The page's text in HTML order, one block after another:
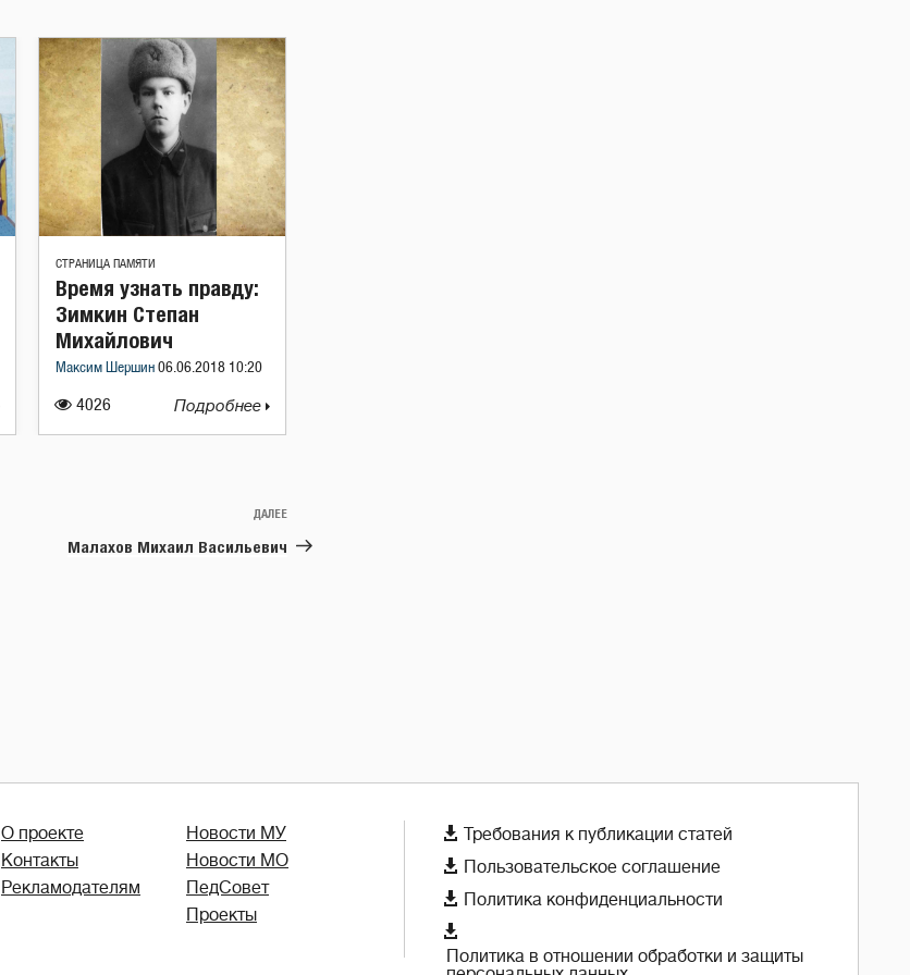
СТРАНИЦА ПАМЯТИ
4026
Время узнать правду:
Зимкин Степан
Михайлович
Максим Шершин 06.06.2018 10:20
Подробнее
Следующая
запись
ДАЛЕЕ
Малахов Михаил Васильевич
О проекте
Контакты
Рекламодателям
Новости МУ
Новости МО
ПедСовет
Проекты
 Требования к публикации статей
 Пользовательское соглашение
 Политика конфиденциальности

Политика в отношении обработки и защиты